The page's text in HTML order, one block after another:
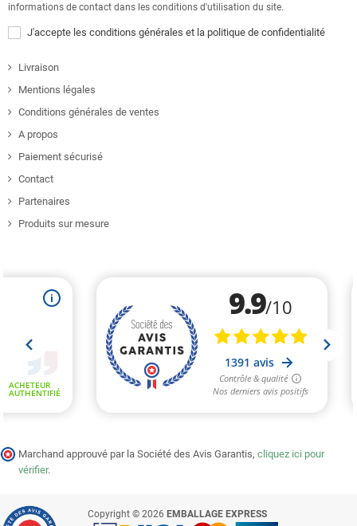
informations de contact dans les conditions d'utilisation du site.
J'accepte les conditions générales et la politique de confidentialité
Livraison
Mentions légales
Conditions générales de ventes
A propos
Paiement sécurisé
Contact
Partenaires
Produits sur mesure
Marchand approuvé par la Société des Avis Garantis, cliquez ici pour
vérifier.
Copyright © 2026 EMBALLAGE EXPRESS